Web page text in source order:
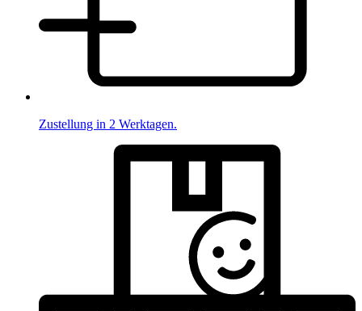
Zustellung in 2 Werktagen.